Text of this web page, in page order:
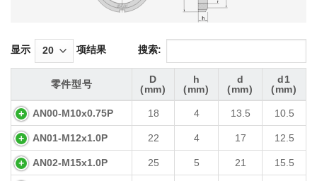
显示 项结果 搜索:
零件型号
D
(mm)
h
(mm)
d
(mm)
d1
(mm)
(mm)
(mm)
(mm)
(mm)
AN00-M10x0.75P 18 4 13.5 10.5
AN01-M12x1.0P 22 4 17 12.5
AN02-M15x1.0P 25 5 21 15.5